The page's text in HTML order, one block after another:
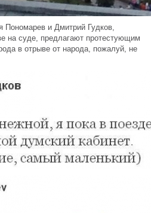
Пономарев и Дмитрий Гудков,
на суде, предлагают протестующим
в отрыве от народа, пожалуй, не